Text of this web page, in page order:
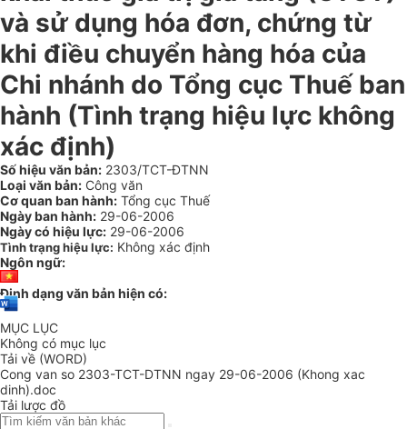
và sử dụng hóa đơn, chứng từ
khi điều chuyển hàng hóa của
Chi nhánh do Tổng cục Thuế ban
hành (Tình trạng hiệu lực không
xác định)
Số hiệu văn bản: 2303/TCT-ĐTNN
Loại văn bản: Công văn
Cơ quan ban hành: Tổng cục Thuế
Ngày ban hành: 29-06-2006
Ngày có hiệu lực: 29-06-2006
Tình trạng hiệu lực: Không xác định
Ngôn ngữ:
Định dạng văn bản hiện có:
MỤC LỤC
Không có mục lục
Tải về (WORD)
Cong van so 2303-TCT-DTNN ngay 29-06-2006 (Khong xac
dinh).doc
Tải lược đồ